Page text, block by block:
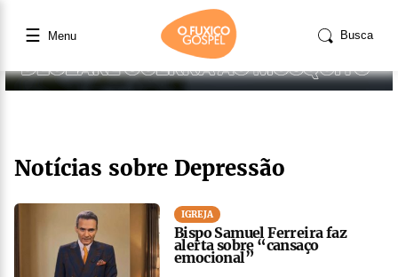
☰ Menu Busca
Notícias sobre Depressão
IGREJA
Bispo Samuel Ferreira faz
alerta sobre “cansaço
emocional”